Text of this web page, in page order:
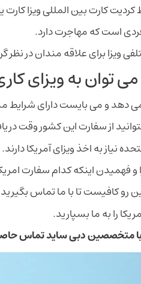
کارت بین المللی ویزا
فردی است که مهاجرت دارد.
ویزا برای علاقه مندان در
توان به ویزای
نمی دهد و می بایست دارای
از سفارت این کشور وقت
نیاز به اخذ ویزای آمریکا دارند.
فهمیدن اینکه کدام سفارت
کافیست تا با ما تماس بگیرید
را به ما بسپارید.
با متخصصین دبی ساید تماس